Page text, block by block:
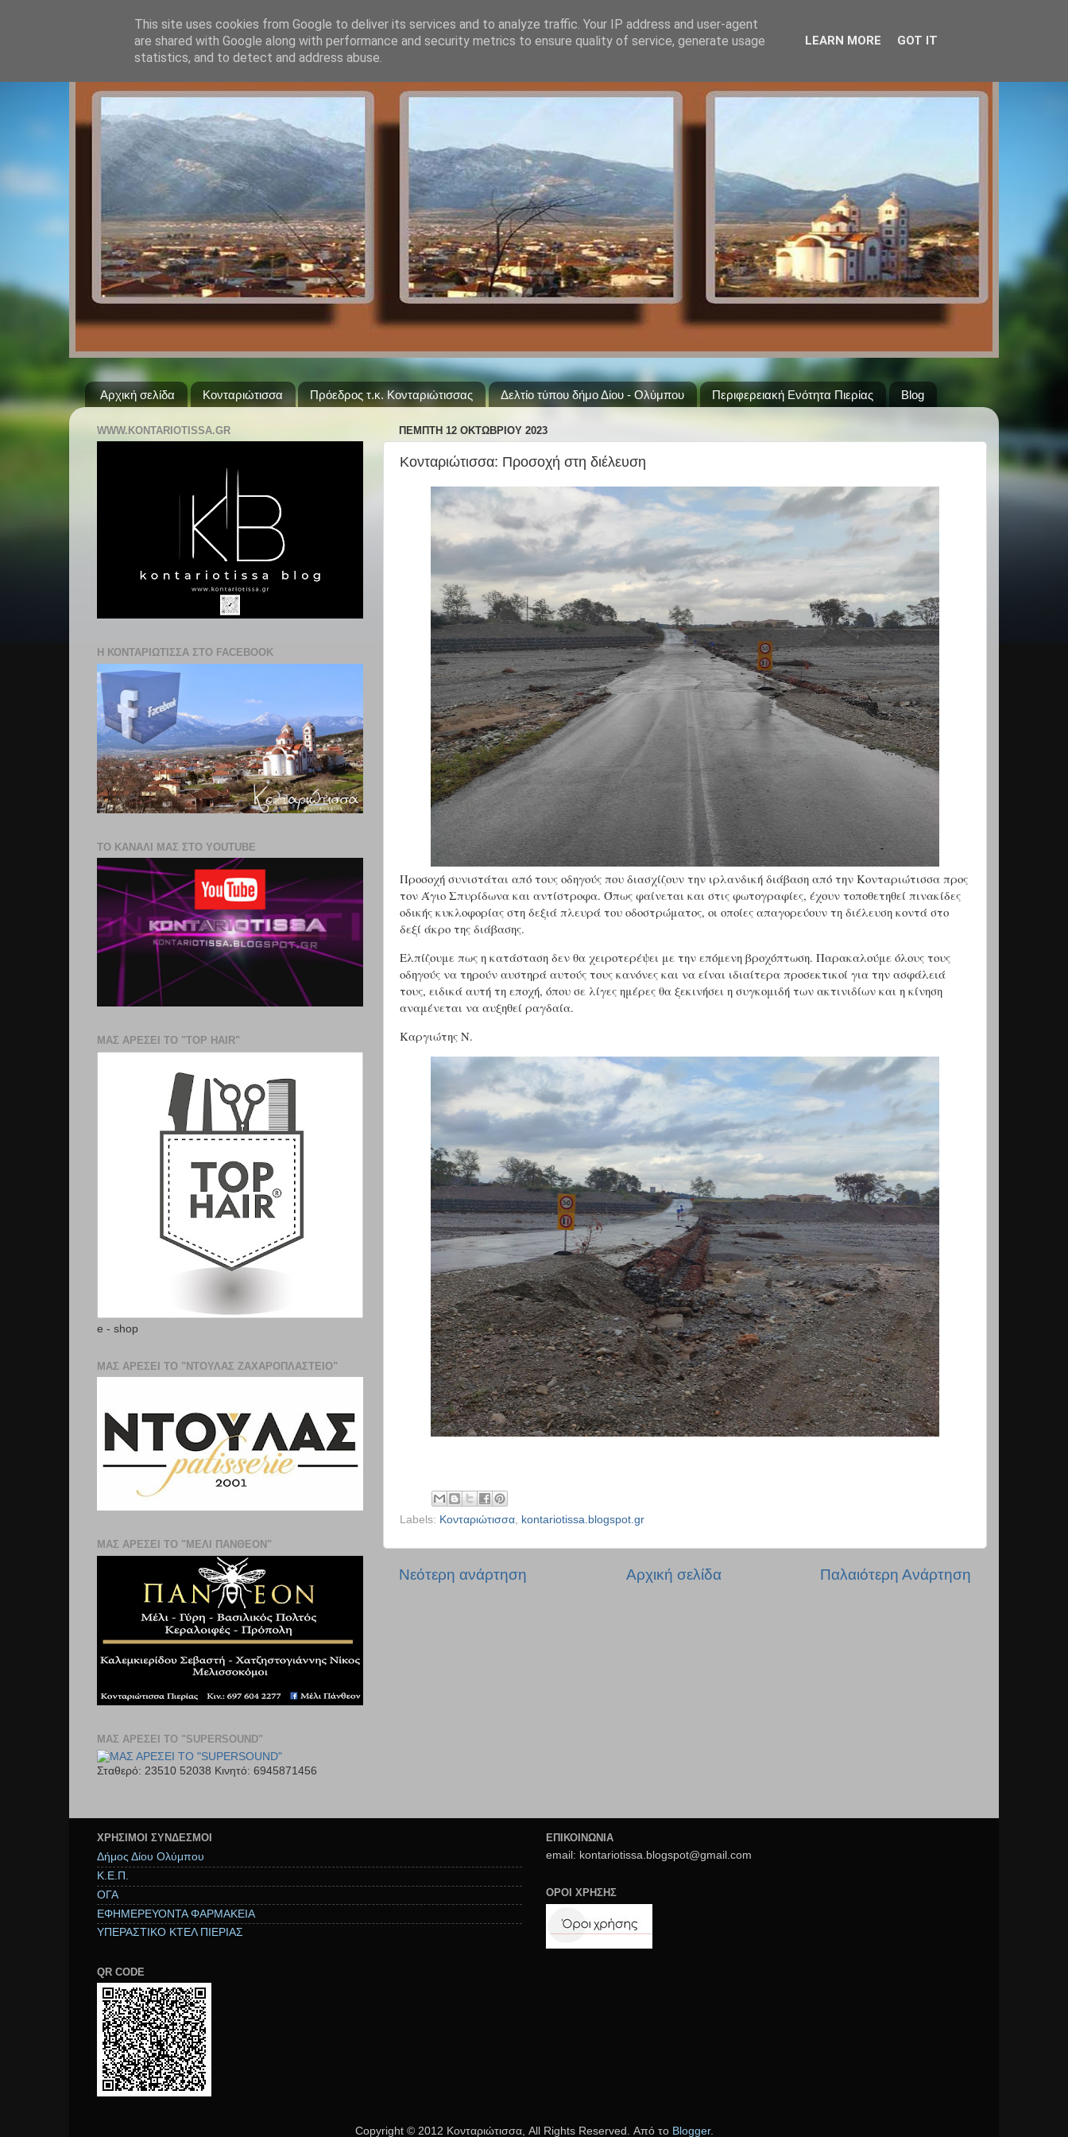
Αρχική σελίδα Κονταριώτισσα Πρόεδρος τ.κ. Κονταριώτισσας Δελτίο τύπου δήμο Δίου - Ολύμπου Περιφερειακή Ενότητα Πιερίας Blog
ΠΈΜΠΤΗ 12 ΟΚΤΩΒΡΊΟΥ 2023
Κονταριώτισσα: Προσοχή στη διέλευση
Προσοχή συνιστάται από τους οδηγούς που διασχίζουν την ιρλανδική διάβαση από την Κονταριώτισσα προς
τον Άγιο Σπυρίδωνα και αντίστροφα. Όπως φαίνεται και στις φωτογραφίες, έχουν τοποθετηθεί πινακίδες
οδικής κυκλοφορίας στη δεξιά πλευρά του οδοστρώματος, οι οποίες απαγορεύουν τη διέλευση κοντά στο
δεξί άκρο της διάβασης.
Ελπίζουμε πως η κατάσταση δεν θα χειροτερέψει με την επόμενη βροχόπτωση. Παρακαλούμε όλους τους
οδηγούς να τηρούν αυστηρά αυτούς τους κανόνες και να είναι ιδιαίτερα προσεκτικοί για την ασφάλειά
τους, ειδικά αυτή τη εποχή, όπου σε λίγες ημέρες θα ξεκινήσει η συγκομιδή των ακτινιδίων και η κίνηση
αναμένεται να αυξηθεί ραγδαία.
Καργιώτης Ν.
Labels: Κονταριώτισσα, kontariotissa.blogspot.gr
Νεότερη ανάρτηση Παλαιότερη Ανάρτηση
Αρχική σελίδα
WWW.KONTARIOTISSA.GR
Η ΚΟΝΤΑΡΙΩΤΙΣΣΑ ΣΤΟ FACEBOOK
ΤΟ ΚΑΝΑΛΙ ΜΑΣ ΣΤΟ YOUTUBE
ΜΑΣ ΑΡΕΣΕΙ ΤΟ "TOP HAIR"
e - shop
ΜΑΣ ΑΡΕΣΕΙ ΤΟ "ΝΤΟΥΛΑΣ ΖΑΧΑΡΟΠΛΑΣΤΕΊΟ"
ΜΑΣ ΑΡΕΣΕΙ ΤΟ "ΜΕΛΙ ΠΑΝΘΕΟΝ"
ΜΑΣ ΑΡΕΣΕΙ ΤΟ "SUPERSOUND"
Σταθερό: 23510 52038 Κινητό: 6945871456
ΧΡΉΣΙΜΟΙ ΣΥΝΔΕΣΜΟΙ
Δήμος Δίου Ολύμπου
Κ.Ε.Π.
ΟΓΑ
ΕΦΗΜΕΡΕΥΟΝΤΑ ΦΑΡΜΑΚΕΙΑ
ΥΠΕΡΑΣΤΙΚΟ ΚΤΕΛ ΠΙΕΡΙΑΣ
QR CODE
ΕΠΙΚΟΙΝΩΝΙΑ
email: kontariotissa.blogspot@gmail.com
ΟΡΟΙ ΧΡΗΣΗΣ
Copyright © 2012 Κονταριώτισσα, All Rights Reserved. Από το Blogger.
This site uses cookies from Google to deliver its services and to analyze traffic. Your IP address and user-agent
are shared with Google along with performance and security metrics to ensure quality of service, generate usage
statistics, and to detect and address abuse.
LEARN MORE GOT IT